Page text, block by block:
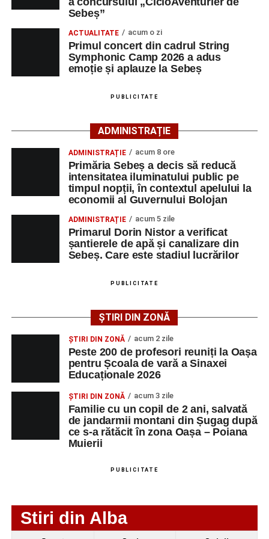
de Sebeș”
Primul concert din cadrul String Symphonic Camp
2026 a adus emoție și aplauze la Sebeș
cât și celor aflate la început de carieră.
Cei interesați pot consulta toate locurile de muncă
disponibile accesând platforma oficială ANOFM,
AJOFM Alba, apoi secțiunea„Persoane fizice
– Locuri de muncă vacante”
. De asemenea, informații
Lista publicată de AJOFM Alba include, pe lângă
denumirea posturilor vacante din Săsciori, și datele de
contact ale angajatorilor, precum numere de telefon și
adrese de e-mail, pentru ca persoanele interesate să
poată solicita detalii despre condițiile de angajare,
programul de lucru și procesul de recrutare.
Mai jos puteți consulta lista completă a locurilor de
muncă disponibile în comuna Săsciori la data de 4
AGENT OCUPAŢIA
NR.
NR.
Technology Srl
OPERATOR LA
MASINI-UNELTE
NUMERICA
1 0752826367
Ultimele știri din Sebeș
Sebeș”
ACTUALITATE acum o zi
Primul concert din cadrul String
Symphonic Camp 2026 a adus
emoție și aplauze la Sebeș
PUBLICITATE
ADMINISTRAȚIE
ADMINISTRAȚIE acum 8 ore
Primăria Sebeș a decis să reducă
intensitatea iluminatului public pe
timpul nopții, în contextul apelului la
economii al Guvernului Bolojan
ADMINISTRAȚIE acum 5 zile
Primarul Dorin Nistor a verificat
șantierele de apă și canalizare din
Sebeș. Care este stadiul lucrărilor
PUBLICITATE
ȘTIRI DIN ZONĂ
ȘTIRI DIN ZONĂ acum 2 zile
Peste 200 de profesori reuniți la Oașa
pentru Școala de vară a Sinaxei
Educaționale 2026
ȘTIRI DIN ZONĂ acum 3 zile
Familie cu un copil de 2 ani, salvată
de jandarmii montani din Șugag după
ce s-a rătăcit în zona Oașa – Poiana
Muierii
PUBLICITATE
Stiri din Alba